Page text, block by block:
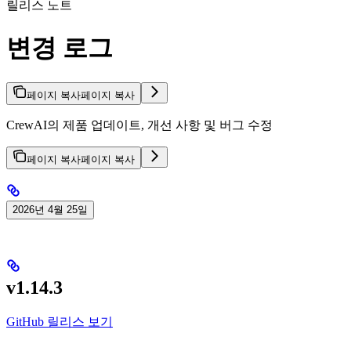
릴리스 노트
변경 로그
페이지 복사페이지 복사
CrewAI의 제품 업데이트, 개선 사항 및 버그 수정
페이지 복사페이지 복사
2026년 4월 25일
v1.14.3
GitHub 릴리스 보기